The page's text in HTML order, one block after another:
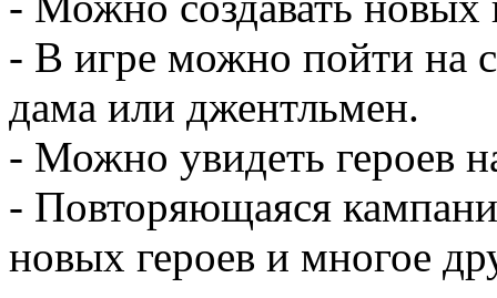
- В игре можно пойти на
дама или джентльмен.
- Можно увидеть героев
- Повторяющаяся
новых героев и многое